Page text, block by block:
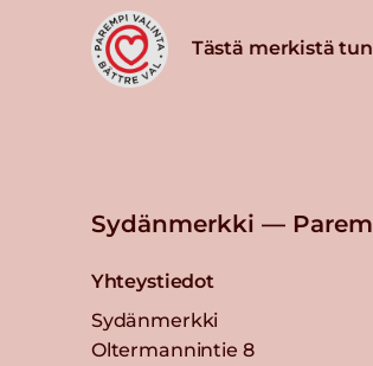
Tästä merkistä
Sydänmerkki —
Yhteystiedot
Sydänmerkki
Oltermannintie 8